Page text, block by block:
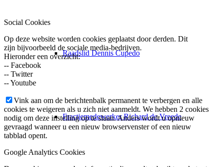
Raadslid Dennis Cupedo
Fractiemedewerker Richard de Vreede
Social Cookies
Op deze website worden cookies geplaatst door derden. Dit
zijn bijvoorbeeld de sociale media-bedrijven.
Hieronder een overzicht:
-- Facebook
-- Twitter
-- Youtube
Vink aan om de berichtenbalk permanent te verbergen en alle
cookies te weigeren als u zich niet aanmeldt. We hebben 2 cookies
nodig om deze instelling op te slaan. Anders wordt u opnieuw
gevraagd wanneer u een nieuw browservenster of een nieuw
tabblad opent.
Google Analytics Cookies